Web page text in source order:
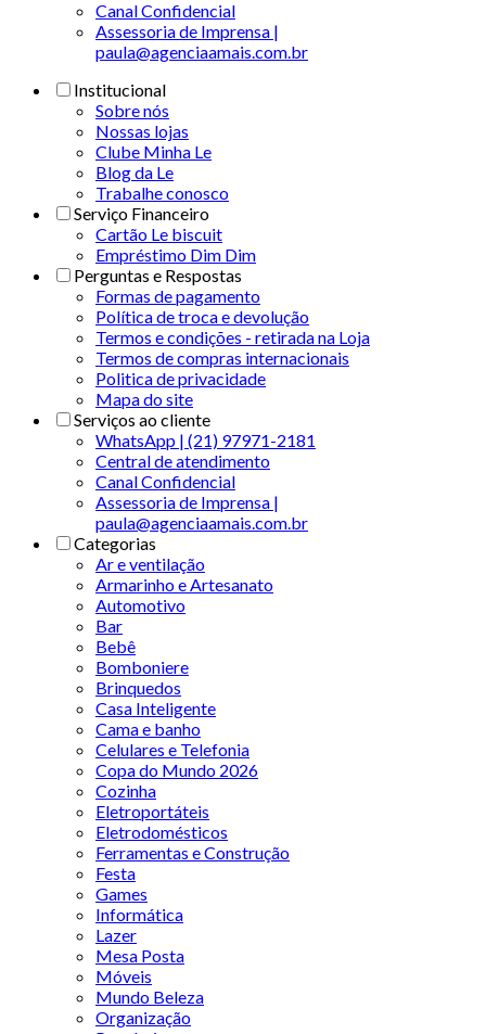
Canal Confidencial
Assessoria de Imprensa |
paula@agenciaamais.com.br
Institucional
Sobre nós
Nossas lojas
Clube Minha Le
Blog da Le
Trabalhe conosco
Serviço Financeiro
Cartão Le biscuit
Empréstimo Dim Dim
Perguntas e Respostas
Formas de pagamento
Política de troca e devolução
Termos e condições - retirada na Loja
Termos de compras internacionais
Politica de privacidade
Mapa do site
Serviços ao cliente
WhatsApp | (21) 97971-2181
Central de atendimento
Canal Confidencial
Assessoria de Imprensa |
paula@agenciaamais.com.br
Categorias
Ar e ventilação
Armarinho e Artesanato
Automotivo
Bar
Bebê
Bomboniere
Brinquedos
Casa Inteligente
Cama e banho
Celulares e Telefonia
Copa do Mundo 2026
Cozinha
Eletroportáteis
Eletrodomésticos
Ferramentas e Construção
Festa
Games
Informática
Lazer
Mesa Posta
Móveis
Mundo Beleza
Organização